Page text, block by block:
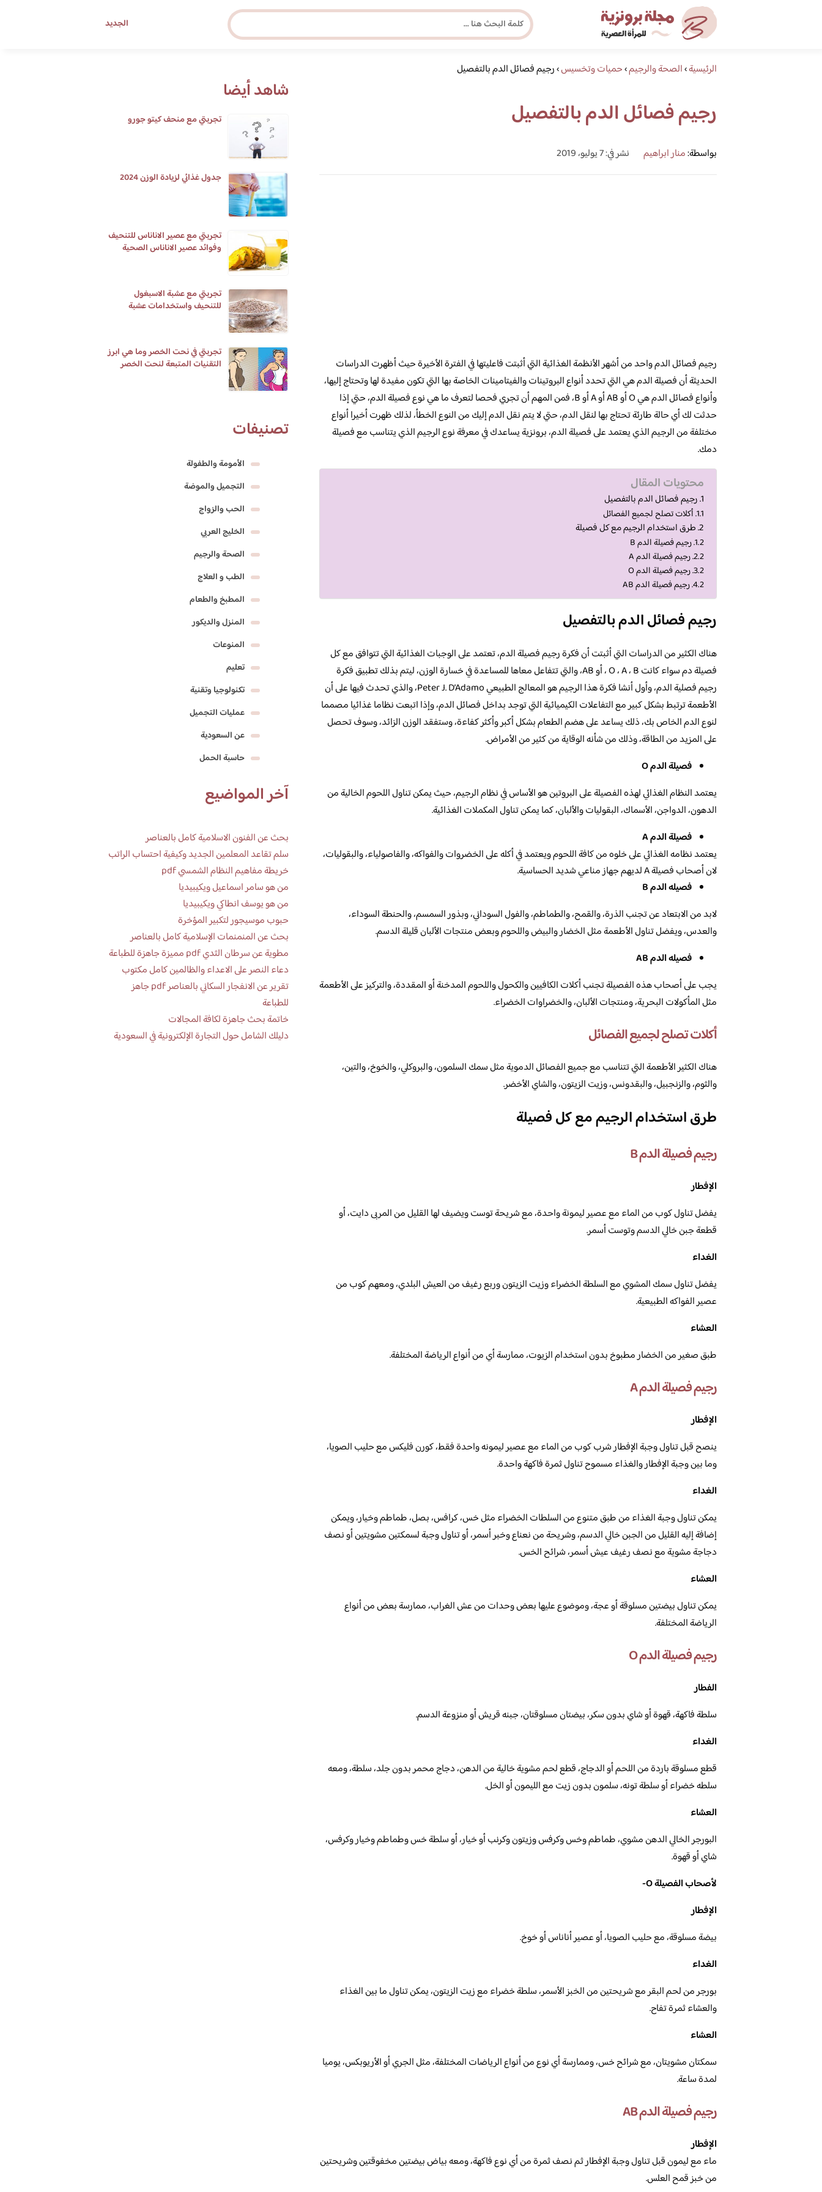
الجديد
مجلة برونزية للفتاة العصرية الرئيسية›الصحة والرجيم›حميات وتخسيس›رجيم فصائل الدم بالتفصيل
رجيم فصائل الدم بالتفصيل
بواسطة:منار ابراهيم نشر في: 7 يوليو، 2019
رجيم فصائل الدم واحد من أشهر الأنظمة الغذائية التي أثبتت فاعليتها في الفترة الأخيرة حيث أظهرت الدراسات
الحديثة أن فصيلة الدم هي التي تحدد أنواع البروتينات والفيتامينات الخاصة بها التي تكون مفيدة لها وتحتاج إليها،
وأنواع فصائل الدم هي O أو AB أو A أو B، فمن المهم أن تجري فحصا لتعرف ما هي نوع فصيلة الدم، حتي إذا
حدثت لك أي حالة طارئة تحتاج بها لنقل الدم، حتي لا يتم نقل الدم إليك من النوع الخطأ، لذلك ظهرت أخيرا أنواع
مختلفة من الرجيم الذي يعتمد على فصيلة الدم، برونزية يساعدك في معرفة نوع الرجيم الذي يتناسب مع فصيلة
دمك.
محتويات المقال
رجيم فصائل الدم بالتفصيل
أكلات تصلح لجميع الفصائل
طرق استخدام الرجيم مع كل فصيلة
رجيم فصيلة الدم B
رجيم فصيلة الدم A
رجيم فصيلة الدم O
رجيم فصيلة الدم AB
رجيم فصائل الدم بالتفصيل
هناك الكثير من الدراسات التي أثبتت أن فكرة رجيم فصيلة الدم، تعتمد على الوجبات الغذائية التي تتوافق مع كل
فصيلة دم سواء كانت O ، A ، B ، أو AB، والتي تتفاعل معاها للمساعدة في خسارة الوزن، ليتم بذلك تطبيق فكرة
رجيم فصلية الدم، وأول أنشا فكرة هذا الرجيم هو المعالج الطبيعي Peter J. D’Adamo، والذي تحدث فيها على أن
الأطعمة ترتبط بشكل كبير مع التفاعلات الكيميائية التي توجد بداخل فصائل الدم، وإذا اتبعت نظاما غذائيا مصمما
لنوع الدم الخاص بك، ذلك يساعد على هضم الطعام بشكل أكبر وأكثر كفاءة، وستفقد الوزن الزائد، وسوف تحصل
على المزيد من الطاقة، وذلك من شأنه الوقاية من كثير من الأمراض.
فصيلة الدم O
يعتمد النظام الغذائي لهذه الفصيلة على البروتين هو الأساس في نظام الرجيم، حيث يمكن تناول اللحوم الخالية من
الدهون، الدواجن، الأسماك، البقوليات والألبان، كما يمكن تناول المكملات الغذائية.
فصيلة الدم A
يعتمد نظامه الغذائي على خلوه من كافة اللحوم ويعتمد في أكله على الخضروات والفواكه، والفاصولياء، والبقوليات،
لان أصحاب فصيلة A لديهم جهاز مناعي شديد الحساسية.
فصيله الدم B
لابد من الابتعاد عن تجنب الذرة، والقمح، والطماطم، والفول السوداني، وبذور السمسم، والحنطة السوداء،
والعدس، ويفضل تناول الأطعمة مثل الخضار والبيض واللحوم وبعض منتجات الألبان قليلة الدسم.
فصيله الدمAB
يجب على أصحاب هذه الفصيلة تجنب أكلات الكافيين والكحول واللحوم المدخنة أو المقددة، والتركيز على الأطعمة
مثل المأكولات البحرية، ومنتجات الألبان، والخضراوات الخضراء.
أكلات تصلح لجميع الفصائل
هناك الكثير الأطعمة التي تتناسب مع جميع الفصائل الدموية مثل سمك السلمون، والبروكلي، والخوخ، والتين،
والثوم، والزنجبيل، والبقدونس، وزيت الزيتون، والشاي الأخضر.
طرق استخدام الرجيم مع كل فصيلة
رجيم فصيلة الدم B
الإفطار
يفضل تناول كوب من الماء مع عصير ليمونة واحدة، مع شريحة توست ويضيف لها القليل من المربى دايت، أو
قطعة جبن خالي الدسم وتوست أسمر.
الغداء
يفضل تناول سمك المشوي مع السلطة الخضراء وزيت الزيتون وربع رغيف من العيش البلدي، ومعهم كوب من
عصير الفواكه الطبيعية.
العشاء
طبق صغير من الخضار مطبوخ بدون استخدام الزيوت، ممارسة أي من أنواع الرياضة المختلفة.
رجيم فصيلة الدم A
الإفطار
ينصح قبل تناول وجبة الإفطار شرب كوب من الماء مع عصير ليمونه واحدة فقط، كورن فليكس مع حليب الصويا،
وما بين وجبة الإفطار والغذاء مسموح تناول ثمرة فاكهة واحدة.
الغداء
يمكن تناول وجبة الغذاء من طبق متنوع من السلطات الخضراء مثل خس، كرافس، بصل، طماطم وخيار، ويمكن
إضافة إليه القليل من الجبن خالي الدسم، وشريحة من نعناع وخبر أسمر، أو تناول وجبة لسمكتين مشويتين أو نصف
دجاجة مشوية مع نصف رغيف عيش أسمر، شرائح الخس.
العشاء
يمكن تناول بيضتين مسلوقة أو عجة، وموضوع عليها بعض وحدات من عش الغراب، ممارسة بعض من أنواع
الرياضة المختلفة.
رجيم فصيلة الدم O
الفطار
سلطة فاكهة، قهوة أو شاي بدون سكر، بيضتان مسلوقتان، جبنه قريش أو منزوعة الدسم.
الغداء
قطع مسلوقة باردة من اللحم أو الدجاج، قطع لحم مشوية خالية من الدهن، دجاج محمر بدون جلد، سلطة، ومعه
سلطه خضراء أو سلطة تونه، سلمون بدون زيت مع الليمون أو الخل.
العشاء
البورجر الخالي الدهن مشوي، طماطم وخس وكرفس وزيتون وكرنب أو خيار، أو سلطة خس وطماطم وخيار وكرفس،
شاي أو قهوة.
لأصحاب الفصيلة O-
الإفطار
بيضة مسلوقة، مع حليب الصويا، أو عصير أناناس أو خوخ.
الغداء
بورجر من لحم البقر مع شريحتين من الخبز الأسمر، سلطة خضراء مع زيت الزيتون، يمكن تناول ما بين الغذاء
والعشاء ثمرة تفاح.
العشاء
سمكتان مشويتان، مع شرائح خس، وممارسة أي نوع من أنواع الرياضات المختلفة، مثل الجري أو الأريوبكس، يوميا
لمدة ساعة.
رجيم فصيلة الدم AB
الإفطار
ماء مع ليمون قبل تناول وجبة الإفطار ثم نصف ثمرة من أي نوع فاكهة، ومعه بياض بيضتين مخفوقتين وشريحتين
من خبز قمح العلس.
شاهد أيضا
تجربتي مع منحف كيتو جورو
جدول غذائي لزيادة الوزن 2024
تجربتي مع عصير الاناناس للتنحيف
وفوائد عصير الاناناس الصحية
تجربتي مع عشبة الاسبغول
للتنحيف واستخدامات عشبة
تجربتي في نحت الخصر وما هي ابرز
التقنيات المتبعة لنحت الخصر
تصنيفات
الأمومة والطفولة
التجميل والموضة
الحب والزواج
الخليج العربي
الصحة والرجيم
الطب و العلاج
المطبخ والطعام
المنزل والديكور
المنوعات
تعليم
تكنولوجيا وتقنية
عمليات التجميل
عن السعودية
حاسبة الحمل
آخر المواضيع
بحث عن الفنون الاسلامية كامل بالعناصر
سلم تقاعد المعلمين الجديد وكيفية احتساب الراتب
خريطة مفاهيم النظام الشمسي pdf
من هو سامر اسماعيل ويكيبيديا
من هو يوسف انطاكي ويكيبيديا
حبوب موسيجور لتكبير المؤخرة
بحث عن المنمنمات الإسلامية كامل بالعناصر
مطوية عن سرطان الثدي pdf مميزة جاهزة للطباعة
دعاء النصر على الاعداء والظالمين كامل مكتوب
تقرير عن الانفجار السكاني بالعناصر pdf جاهز
للطباعة
خاتمة بحث جاهزة لكافة المجالات
دليلك الشامل حول التجارة الإلكترونية في السعودية